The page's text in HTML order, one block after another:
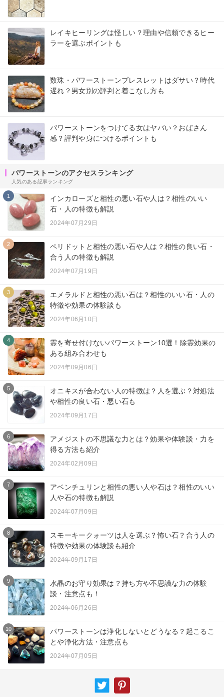
レイキヒーリングは怪しい？理由や信頼できるヒー
ラーを選ぶポイントも
数珠・パワーストーンブレスレットはダサい？時代
遅れ？男女別の評判と着こなし方も
パワーストーンをつけてる女はヤバい？おばさん
感？評判や身につけるポイントも
パワーストーンのアクセスランキング
人気のある記事ランキング
1
インカローズと相性の悪い石や人は？相性のいい
石・人の特徴も解説
2024年07月29日
2
ペリドットと相性の悪い石や人は？相性の良い石・
合う人の特徴も解説
2024年07月19日
3
エメラルドと相性の悪い石は？相性のいい石・人の
特徴や効果の体験談も
2024年06月10日
4
霊を寄せ付けないパワーストーン10選！除霊効果の
ある組み合わせも
2024年09月06日
5
オニキスが合わない人の特徴は？人を選ぶ？対処法
や相性の良い石・悪い石も
2024年09月17日
6
アメジストの不思議な力とは？効果や体験談・力を
得る方法も紹介
2024年02月09日
7
アベンチュリンと相性の悪い人や石は？相性のいい
人や石の特徴も解説
2024年07月09日
8
スモーキークォーツは人を選ぶ？怖い石？合う人の
特徴や効果の体験談も紹介
2024年09月17日
9
水晶のお守り効果は？持ち方や不思議な力の体験
談・注意点も！
2024年06月26日
10
パワーストーンは浄化しないとどうなる？起こるこ
とや浄化方法・注意点も
2024年07月05日